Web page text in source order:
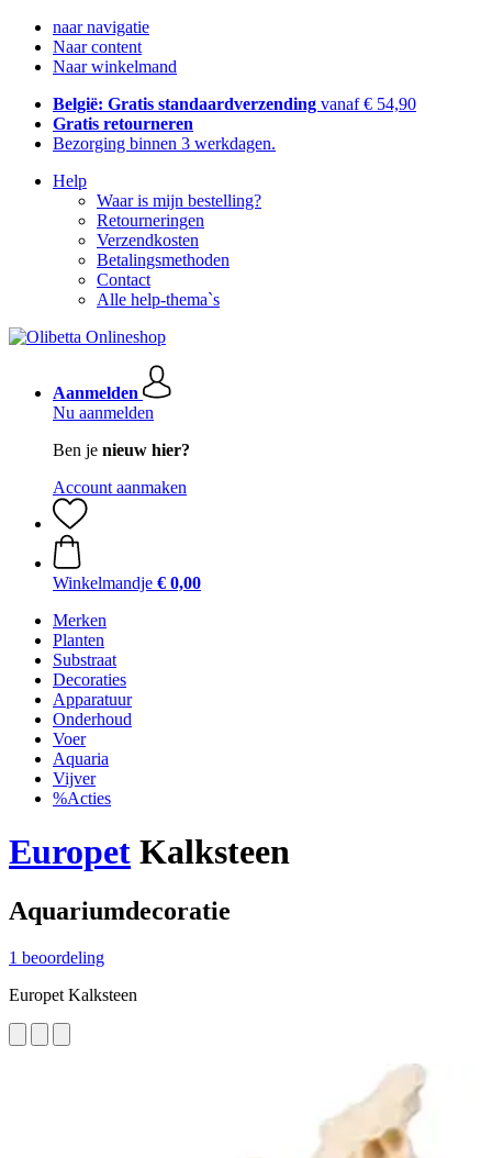
naar navigatie
Naar content
Naar winkelmand
België: Gratis standaardverzending vanaf € 54,90
Gratis retourneren
Bezorging binnen 3 werkdagen.
Help
Waar is mijn bestelling?
Retourneringen
Verzendkosten
Betalingsmethoden
Contact
Alle help-thema`s
Aanmelden
Nu aanmelden
Ben je nieuw hier?
Account aanmaken
Winkelmandje € 0,00
Merken
Planten
Substraat
Decoraties
Apparatuur
Onderhoud
Voer
Aquaria
Vijver
%Acties
Europet Kalksteen
Aquariumdecoratie
1 beoordeling
Europet Kalksteen